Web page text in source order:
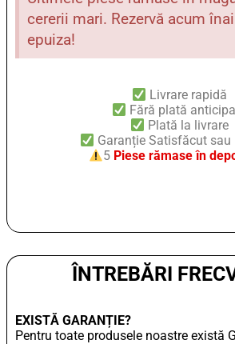
cererii mari. Rezervă acum
epuiza!
Livrare rapidă
Fără plată
Plată la livrare
Garanție Satisfăcut sau
5 Piese rămase în
ÎNTREBĂRI
EXISTĂ GARANȚIE?
Pentru toate produsele noastre există